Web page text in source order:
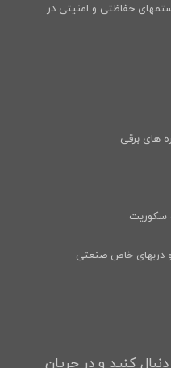
حفاظتی و امنیتی در
های برقی
سکوریت
دربهای خاص صنعتی